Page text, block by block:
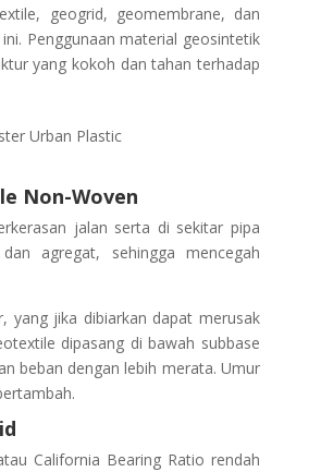
geogrid, geomembrane, dan
Penggunaan material geosintetik
yang kokoh dan tahan terhadap
Non-Woven
jalan serta di sekitar pipa
agregat, sehingga mencegah
yang jika dibiarkan dapat merusak
dipasang di bawah subbase
beban dengan lebih merata. Umur
California Bearing Ratio rendah